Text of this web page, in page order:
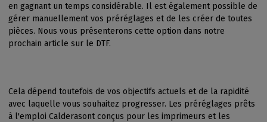
en gagnant un temps considérable. Il est également possible de
gérer manuellement vos préréglages et de les créer de toutes
pièces. Nous vous présenterons cette option dans notre
prochain article sur le DTF.
Cela dépend toutefois de vos objectifs actuels et de la rapidité
avec laquelle vous souhaitez progresser. Les préréglages prêts
à l'emploi Calderasont conçus pour les imprimeurs et les